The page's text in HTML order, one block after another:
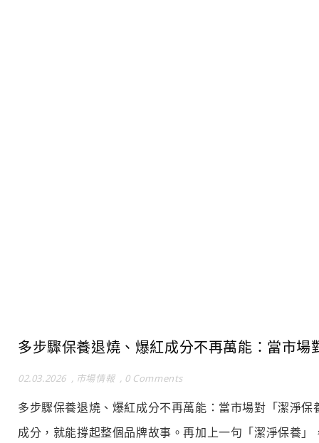
多步驟保養退燒、爆紅成分不再萬能：當市
02.03.2026 , 市場情報 , 0 Comments
多步驟保養退燒、爆紅成分不再萬能：當市場對「潔淨
成分，就能撐起整個品牌故事。再加上一句「潔淨保養